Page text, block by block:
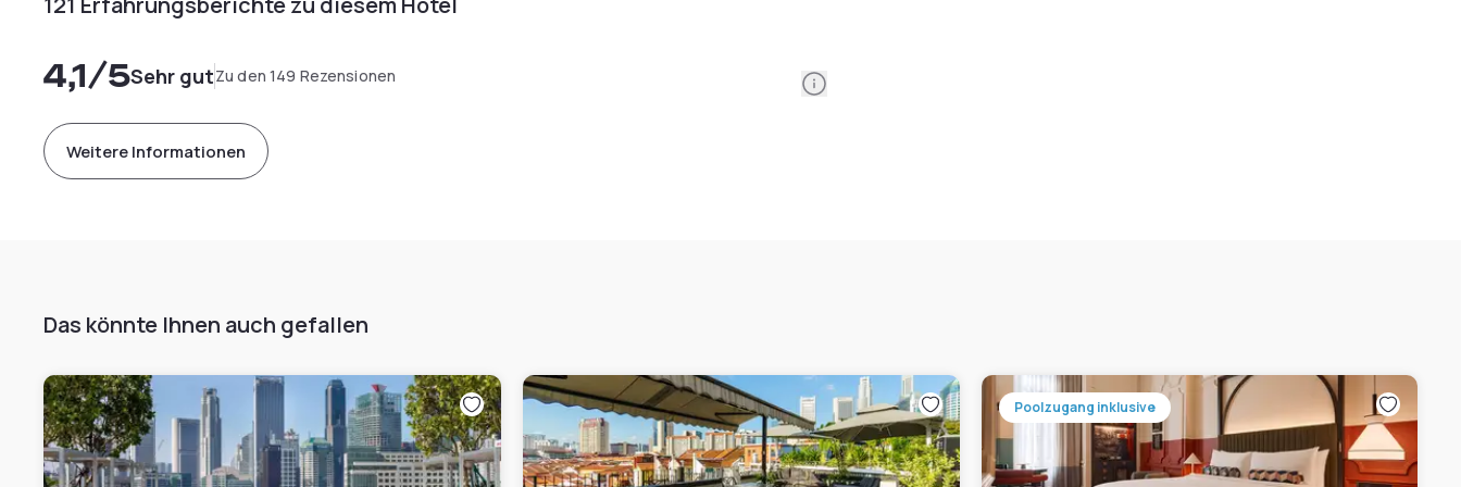
4,1/5Sehr gutZu den 149 Rezensionen Information
Weitere Informationen
Das könnte Ihnen auch gefallen
Poolzugang inklusive